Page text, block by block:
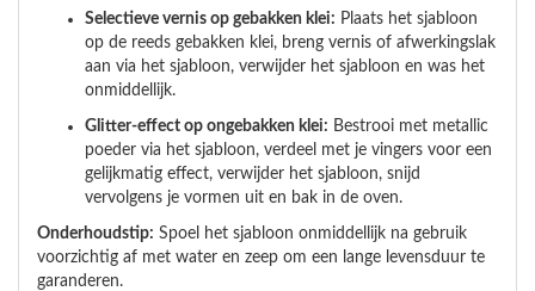
Selectieve vernis op gebakken klei: Plaats het sjabloon
op de reeds gebakken klei, breng vernis of afwerkingslak
aan via het sjabloon, verwijder het sjabloon en was het
onmiddellijk.
Glitter-effect op ongebakken klei: Bestrooi met metallic
poeder via het sjabloon, verdeel met je vingers voor een
gelijkmatig effect, verwijder het sjabloon, snijd
vervolgens je vormen uit en bak in de oven.
Onderhoudstip: Spoel het sjabloon onmiddellijk na gebruik
voorzichtig af met water en zeep om een lange levensduur te
garanderen.